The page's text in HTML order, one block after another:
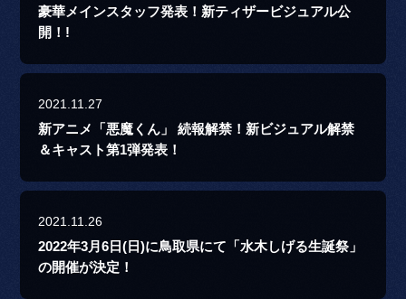
豪華メインスタッフ発表！新ティザービジュアル公
開！!
2021.11.27
新アニメ「悪魔くん」 続報解禁！新ビジュアル解禁
＆キャスト第1弾発表！
2021.11.26
2022年3月6日(日)に鳥取県にて「水木しげる生誕祭」
の開催が決定！